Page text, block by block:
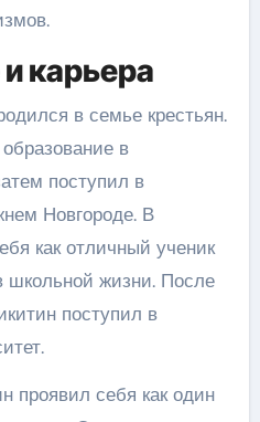
карьера
в семье крестьян.
в
поступил в
Новгороде. В
как отличный ученик
школьной жизни. После
поступил в
проявил себя как один